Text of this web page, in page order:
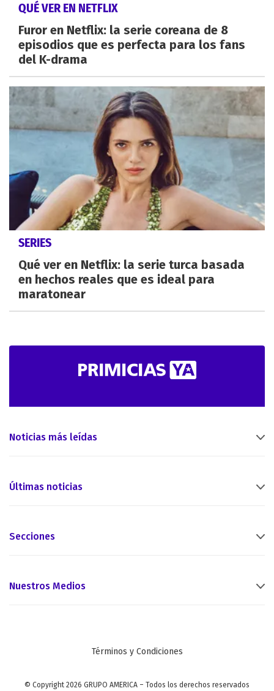
QUÉ VER EN NETFLIX
Furor en Netflix: la serie coreana de 8
episodios que es perfecta para los fans
del K-drama
SERIES
Qué ver en Netflix: la serie turca basada
en hechos reales que es ideal para
maratonear
Noticias más leídas
Últimas noticias
Secciones
Nuestros Medios
Términos y Condiciones
© Copyright 2026 GRUPO AMERICA – Todos los derechos reservados